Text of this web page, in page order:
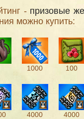
- призовые
можно купить:
1000 100
4000 4000